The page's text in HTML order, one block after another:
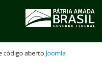
código aberto Joomla